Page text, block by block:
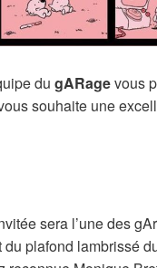
du gARagevous
souhaite une
sera l’une des
plafond lambrissé